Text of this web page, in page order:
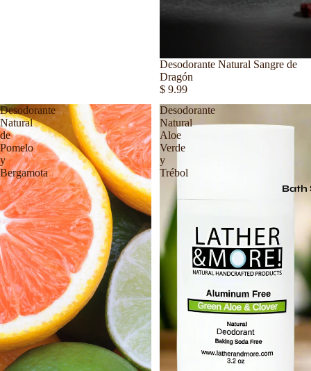
Bath
Agotado
Desodorante Natural Sangre de
Dragón
$ 9.99
Desodorante
Natural
de
Pomelo
y
Bergamota
Desodorante
Natural
Aloe
Verde
y
Trébol